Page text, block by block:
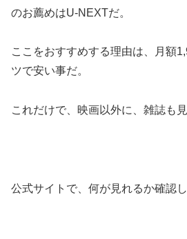
のお薦めはU-NEXTだ。
ここをおすすめする理由は、月額
ツで安い事だ。
これだけで、映画以外に、雑誌も見
公式サイトで、何が見れるか確認